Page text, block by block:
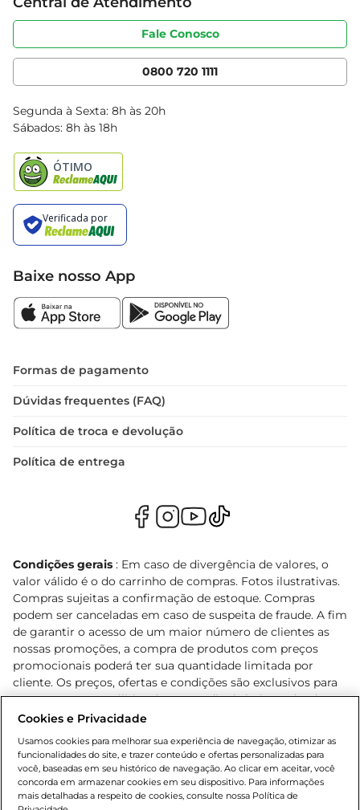
Sobre privacidade
Portal do fornecedor
Cencosud Media
Produtos Bretas
Código de ética
Serviços
Clube Bretas
Blog Bretas
Black Friday
Fale Conosco
0800 720 1111
Segunda à Sexta: 8h às 20h
Sábados: 8h às 18h
Baixe nosso App
Formas de pagamento
Dúvidas frequentes (FAQ)
Política de troca e devolução
Política de entrega
Condições gerais : Em caso de divergência de valores, o
valor válido é o do carrinho de compras. Fotos ilustrativas.
Compras sujeitas a confirmação de estoque. Compras
podem ser canceladas em caso de suspeita de fraude. A fim
de garantir o acesso de um maior número de clientes as
nossas promoções, a compra de produtos com preços
promocionais poderá ter sua quantidade limitada por
cliente. Os preços, ofertas e condições são exclusivos para
o e-commerce e válidos durante o dia de hoje, podendo
sofrer alterações sem prévia notificação. Proibida a venda
Lei n.º 8069/90, art. 81, inciso II (Estatuto da Criança e do
Adolescente). Preços e condições exclusivos para o
www.bretas.com.br, podendo sofrer alterações sem aviso
prévio. O valor mínimo para as compras on-line é de R$
Cookies e Privacidade
Usamos cookies para melhorar sua experiência de navegação, otimizar as
funcionalidades do site, e trazer conteúdo e ofertas personalizadas para
você, baseadas em seu histórico de navegação. Ao clicar em aceitar, você
concorda em armazenar cookies em seu dispositivo. Para informações
mais detalhadas a respeito de cookies, consulte nossa Política de